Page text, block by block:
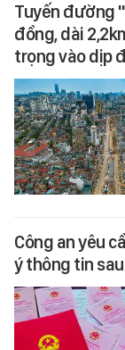
Tuyến đường
đồng, dài
trọng vào dịp
Công an yêu
ý thông tin sau